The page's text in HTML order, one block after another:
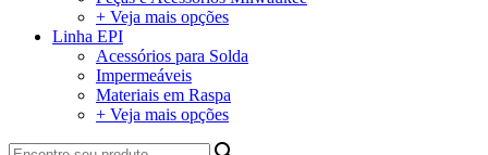
+ Veja mais opções
Linha EPI
Acessórios para Solda
Impermeáveis
Materiais em Raspa
+ Veja mais opções